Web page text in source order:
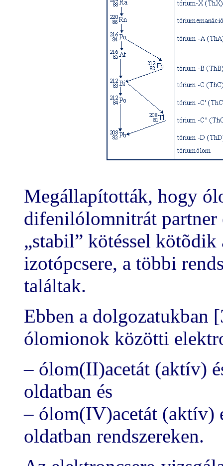
Megállapították, hogy
difenilólomnitrát partner
„stabil” kötéssel kötõdik
izotópcsere, a többi
találtak.
Ebben a dolgozatukban
ólomionok közötti
– ólom(II)acetát (aktív)
oldatban és
– ólom(IV)acetát (aktív)
oldatban rendszereken.